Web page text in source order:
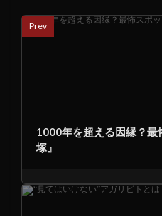
Prev
1000年を超える因縁？最
塚』